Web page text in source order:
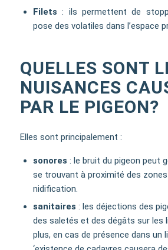
Filets : ils permettent de
pose des volatiles dans l’espace
QUELLES SONT
NUISANCES
PAR LE PIGEON?
Elles sont principalement :
sonores : le bruit du pigeon peut
se trouvant à proximité des
nidification.
sanitaires : les déjections des
des saletés et des dégâts sur les
plus, en cas de présence dans un